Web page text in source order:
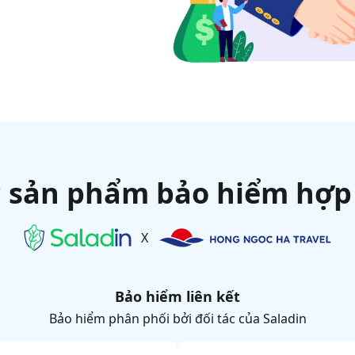
sản phẩm bảo hiểm
X
Bảo hiểm liên kết
Bảo hiểm phân phối bởi đối tác của Saladin